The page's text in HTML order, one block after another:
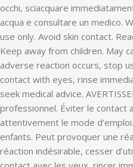
occhi, sciacquare
acqua e consultare un medico.
use only. Avoid skin contact.
Keep away from children. May
adverse reaction occurs, stop
contact with eyes, rinse
seek medical advice.
professionnel. Éviter le contact
attentivement le mode
enfants. Peut provoquer une
réaction indésirable, cesser